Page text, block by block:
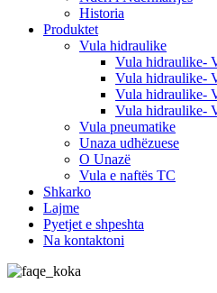
Historia
Produktet
Vula hidraulike
Vula hidraulike-
Vula hidraulike-
Vula hidraulike-
Vula hidraulike-
Vula pneumatike
Unaza udhëzuese
O Unazë
Vula e naftës TC
Shkarko
Lajme
Pyetjet e shpeshta
Na kontaktoni